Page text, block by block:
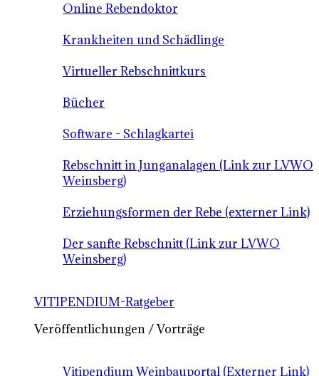
Online Rebendoktor
Krankheiten und Schädlinge
Virtueller Rebschnittkurs
Bücher
Software - Schlagkartei
Rebschnitt in Junganalagen (Link zur LVWO
Weinsberg)
Erziehungsformen der Rebe (externer Link)
Der sanfte Rebschnitt (Link zur LVWO
Weinsberg)
VITIPENDIUM-Ratgeber
Veröffentlichungen / Vorträge
Vitipendium Weinbauportal (Externer Link)